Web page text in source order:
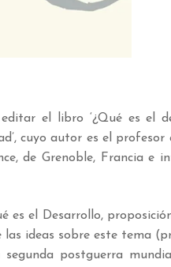
el libro ‘¿Qué es el
cuyo autor es el profesor
de Grenoble, Francia e
el Desarrollo,
las ideas sobre este tema
postguerra